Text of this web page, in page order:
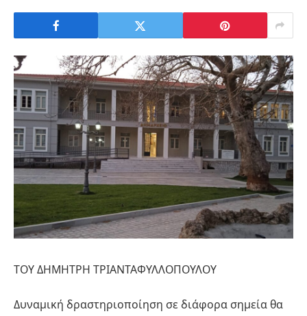
ΤΟΥ ΔΗΜΗΤΡΗ ΤΡΙΑΝΤΑΦΥΛΛΟΠΟΥΛΟΥ
Δυναμική δραστηριοποίηση σε διάφορα σημεία θα